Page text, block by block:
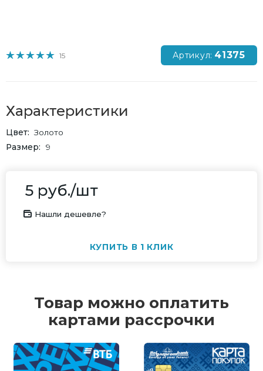
15 Артикул: 41375
Характеристики
Цвет
Золото
Размер
9
5 руб./шт
Нашли дешевле?
КУПИТЬ В 1 КЛИК
Товар можно оплатить
картами рассрочки